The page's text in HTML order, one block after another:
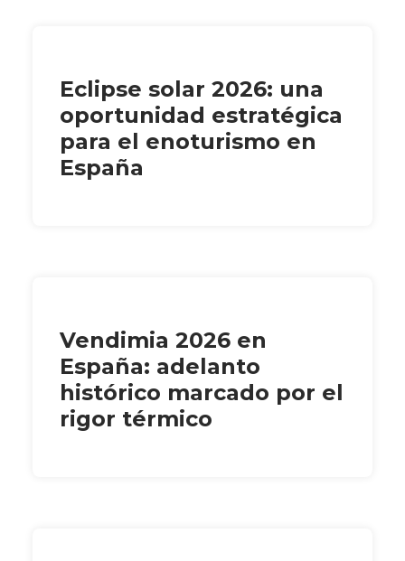
Eclipse solar 2026: una
oportunidad estratégica
para el enoturismo en
España
Vendimia 2026 en
España: adelanto
histórico marcado por el
rigor térmico